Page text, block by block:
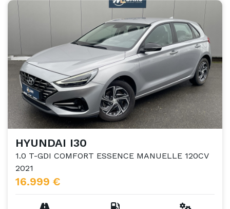
HYUNDAI I30
1.0 T-GDI COMFORT ESSENCE MANUELLE 120CV
2021
16.999 €